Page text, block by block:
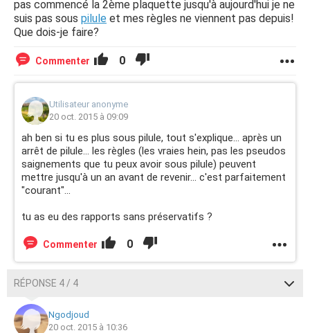
pas commencé la 2ème plaquette jusqu'à aujourd'hui je ne
suis pas sous pilule et mes règles ne viennent pas depuis!
Que dois-je faire?
Commenter 0
Utilisateur anonyme
20 oct. 2015 à 09:09
ah ben si tu es plus sous pilule, tout s'explique... après un
arrêt de pilule... les règles (les vraies hein, pas les pseudos
saignements que tu peux avoir sous pilule) peuvent
mettre jusqu'à un an avant de revenir... c'est parfaitement
"courant"...
tu as eu des rapports sans préservatifs ?
Commenter 0
RÉPONSE 4 / 4
Ngodjoud
20 oct. 2015 à 10:36